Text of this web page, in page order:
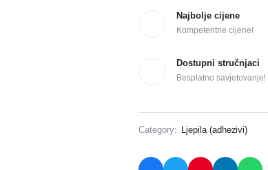
Najbolje cijene
Kompetentne cijene!
Dostupni stručnjaci
Besplatno savjetovanje!
Category: Ljepila (adhezivi)